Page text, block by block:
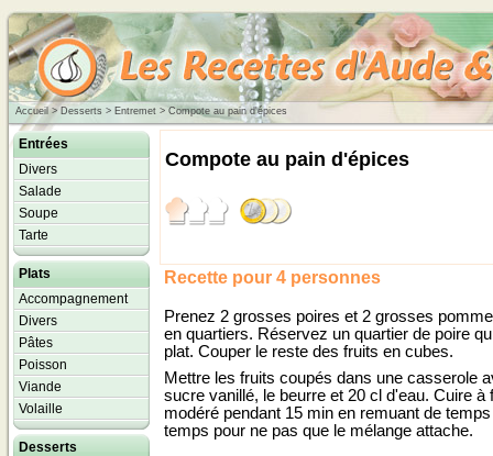
Accueil > Desserts > Entremet > Compote au pain d'épices
Entrées
Divers
Salade
Soupe
Tarte
Plats
Accompagnement
Divers
Pâtes
Poisson
Viande
Volaille
Desserts
Compote au pain d'épices
Recette pour 4 personnes
Prenez 2 grosses poires et 2 grosses
en quartiers. Réservez un quartier de poire
plat. Couper le reste des fruits en cubes.
Mettre les fruits coupés dans une casserole
sucre vanillé, le beurre et 20 cl d'eau. Cuire à
modéré pendant 15 min en remuant de
temps pour ne pas que le mélange attache.